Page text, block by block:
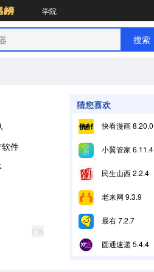
学院
有限公司
件
广告
猜您喜欢
快看漫画 8.20.0
小翼管家 6.11.4
民生山西 2.2.4
老来网 9.3.9
最右 7.2.7
圆通速递 5.4.4